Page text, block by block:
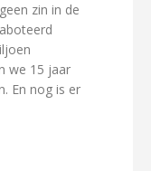
zin in de
we 15 jaar
En nog is er